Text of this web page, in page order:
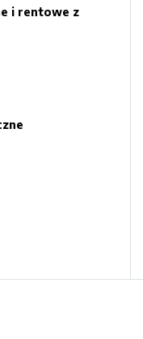
i rentowe z